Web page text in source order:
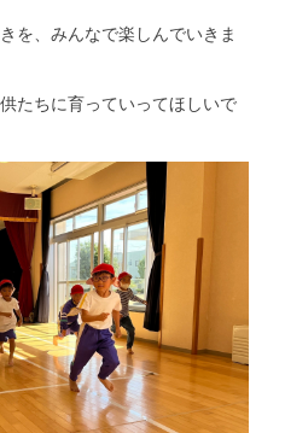
を、みんなで楽しんでいきま
たちに育っていってほしいで